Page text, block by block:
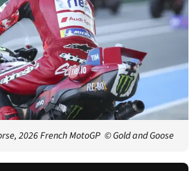
2026 French MotoGP © Gold and Goose